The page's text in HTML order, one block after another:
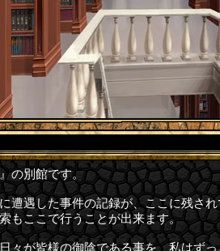
の別館です。
遭遇した事件の記録が、ここに残され
もここで行うことが出来ます。
々が皆様の御陰である事を、私はず